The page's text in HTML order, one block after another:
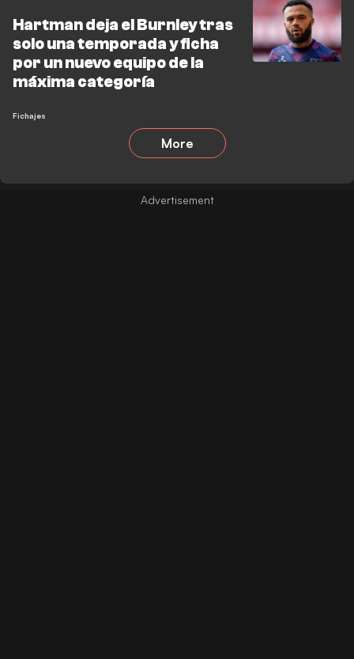
Hartman deja el Burnley tras
solo una temporada y ficha
por un nuevo equipo de la
máxima categoría
Fichajes
More